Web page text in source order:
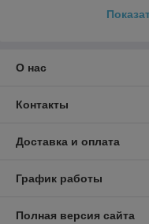
О нас
Контакты
Доставка и оплата
График работы
Полная версия сайта